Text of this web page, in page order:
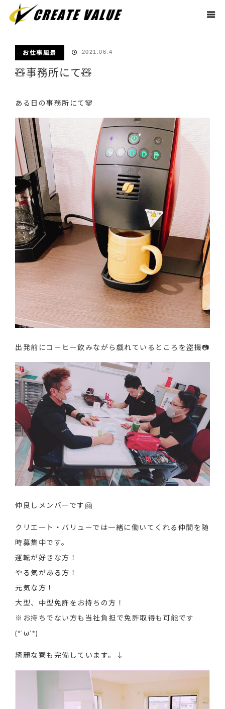
ホーム
ブログ
お仕事風景 🧸事務所にて🧸
お仕事風景 2021.06.4
🧸事務所にて🧸
ある日の事務所にて🐼
出発前にコーヒー飲みながら戯れているところを盗撮📷
仲良しメンバーです🤗
クリエート・バリューでは一緒に働いてくれる仲間を随
時募集中です。
運転が好きな方！
やる気がある方！
元気な方！
大型、中型免許をお持ちの方！
※お持ちでない方も当社負担で免許取得も可能です
(*’ω’*)
綺麗な寮も完備しています。↓